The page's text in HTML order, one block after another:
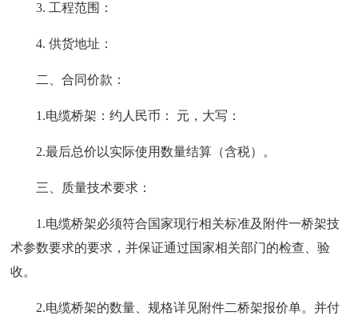
3. 工程范围：
4. 供货地址：
二、合同价款：
1.电缆桥架：约人民币： 元，大写：
2.最后总价以实际使用数量结算（含税）。
三、质量技术要求：
1.电缆桥架必须符合国家现行相关标准及附件一桥架技
术参数要求的要求，并保证通过国家相关部门的检查、验
收。
2.电缆桥架的数量、规格详见附件二桥架报价单。并付